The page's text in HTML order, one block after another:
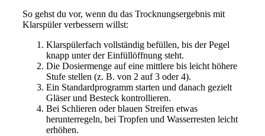
So gehst du vor, wenn du das Trocknungsergebnis mit
Klarspüler verbessern willst:
Klarspülerfach vollständig befüllen, bis der Pegel
knapp unter der Einfüllöffnung steht.
Die Dosiermenge auf eine mittlere bis leicht höhere
Stufe stellen (z. B. von 2 auf 3 oder 4).
Ein Standardprogramm starten und danach gezielt
Gläser und Besteck kontrollieren.
Bei Schlieren oder blauen Streifen etwas
herunterregeln, bei Tropfen und Wasserresten leicht
erhöhen.